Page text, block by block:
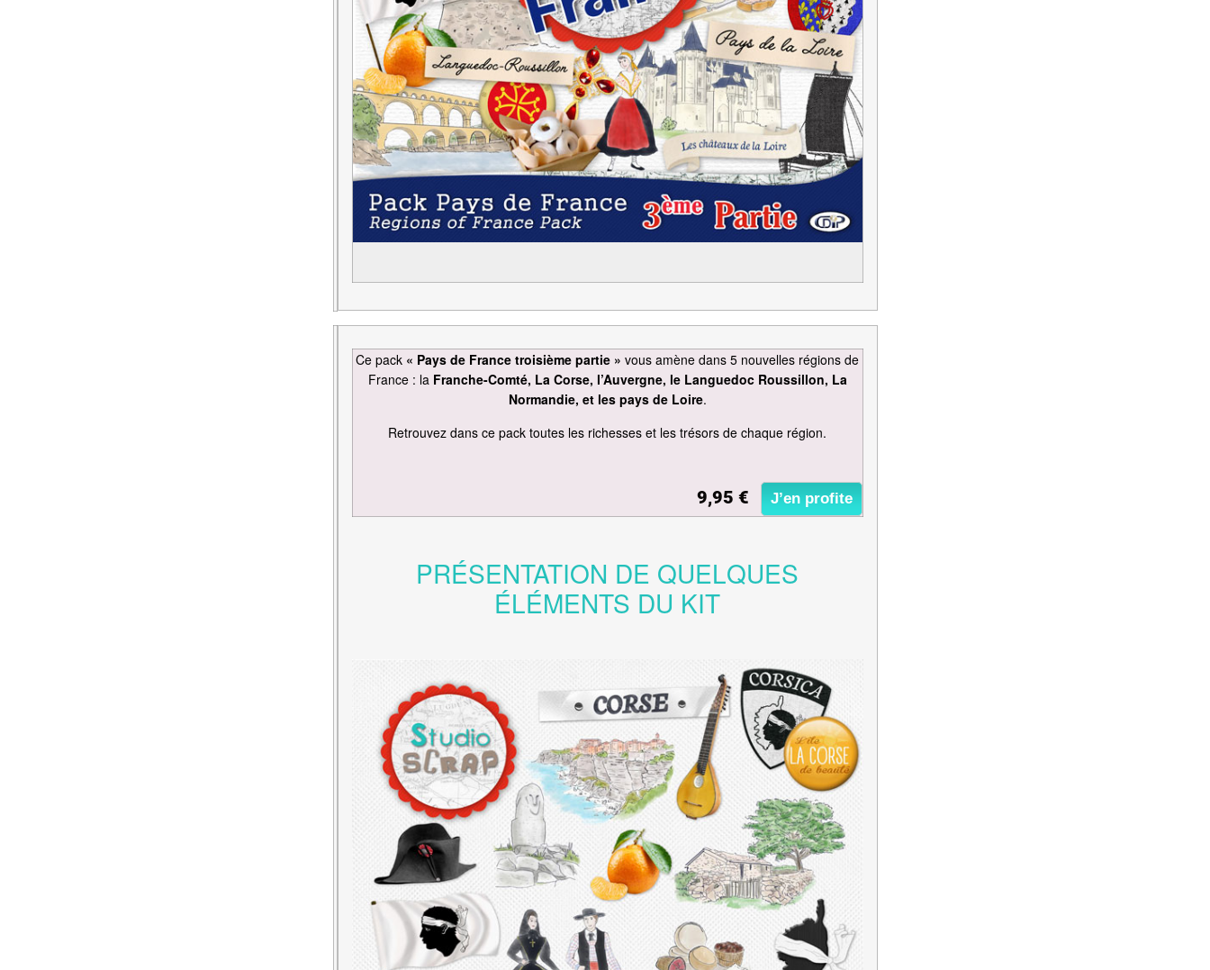
Ce pack « Pays de France troisième partie » vous amène dans 5 nouvelles régions de
France : la Franche-Comté, La Corse, l’Auvergne, le Languedoc Roussillon, La
Normandie, et les pays de Loire.
Retrouvez dans ce pack toutes les richesses et les trésors de chaque région.
9,95 € J’en profite
PRÉSENTATION DE QUELQUES
ÉLÉMENTS DU KIT